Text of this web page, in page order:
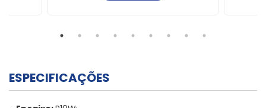
ESPECIFICAÇÕES